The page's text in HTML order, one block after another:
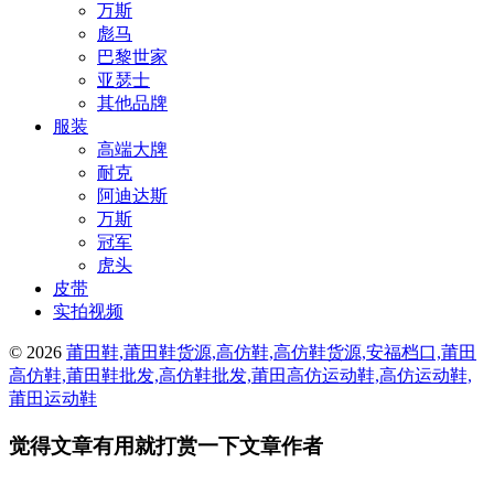
万斯
彪马
巴黎世家
亚瑟士
其他品牌
服装
高端大牌
耐克
阿迪达斯
万斯
冠军
虎头
皮带
实拍视频
© 2026 莆田鞋,莆田鞋货源,高仿鞋,高仿鞋货源,安福档口,莆田
高仿鞋,莆田鞋批发,高仿鞋批发,莆田高仿运动鞋,高仿运动鞋,
莆田运动鞋
觉得文章有用就打赏一下文章作者